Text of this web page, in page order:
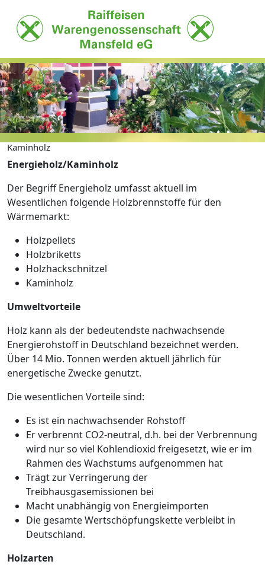
Kaminholz
Energieholz/Kaminholz
Der Begriff Energieholz umfasst aktuell im
Wesentlichen folgende Holzbrennstoffe für den
Wärmemarkt:
Holzpellets
Holzbriketts
Holzhackschnitzel
Kaminholz
Umweltvorteile
Holz kann als der bedeutendste nachwachsende
Energierohstoff in Deutschland bezeichnet werden.
Über 14 Mio. Tonnen werden aktuell jährlich für
energetische Zwecke genutzt.
Die wesentlichen Vorteile sind:
Es ist ein nachwachsender Rohstoff
Er verbrennt CO2-neutral, d.h. bei der Verbrennung
wird nur so viel Kohlendioxid freigesetzt, wie er im
Rahmen des Wachstums aufgenommen hat
Trägt zur Verringerung der
Treibhausgasemissionen bei
Macht unabhängig von Energieimporten
Die gesamte Wertschöpfungskette verbleibt in
Deutschland.
Holzarten